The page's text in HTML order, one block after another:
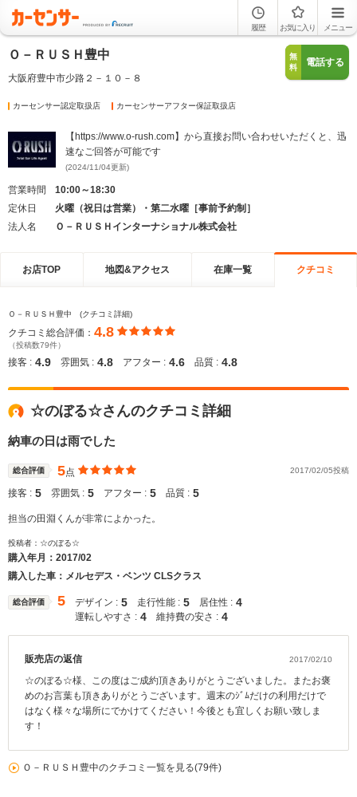
履歴 お気に入り メニュー
Ｏ－ＲＵＳＨ豊中
大阪府豊中市少路２－１０－８
無
料
電話する
カーセンサー認定取扱店 カーセンサーアフター保証取扱店
【https://www.o-rush.com】から直接お問い合わせいただくと、迅
速なご回答が可能です
(2024/11/04更新)
営業時間
10:00～18:30
定休日
火曜（祝日は営業）・第二水曜［事前予約制］
法人名
Ｏ－ＲＵＳＨインターナショナル株式会社
お店TOP 地図&アクセス 在庫一覧 クチコミ
Ｏ－ＲＵＳＨ豊中 (クチコミ詳細)
クチコミ総合評価： 4.8
（投稿数79件）
接客 : 4.9 雰囲気 : 4.8 アフター : 4.6 品質 : 4.8
☆のぼる☆さんのクチコミ詳細
納車の日は雨でした
総合評価 5点 2017/02/05投稿
接客 : 5 雰囲気 : 5 アフター : 5 品質 : 5
担当の田淵くんが非常によかった。
投稿者：☆のぼる☆
購入年月： 2017/02
購入した車：メルセデス・ベンツ CLSクラス
総合評価 5 デザイン : 5 走行性能 : 5 居住性 : 4
運転しやすさ : 4 維持費の安さ : 4
販売店の返信 2017/02/10
☆のぼる☆様、この度はご成約頂きありがとうございました。またお褒
めのお言葉も頂きありがとうございます。週末のｼﾞﾑだけの利用だけで
はなく様々な場所にでかけてください！今後とも宜しくお願い致しま
す！
Ｏ－ＲＵＳＨ豊中のクチコミ一覧を見る(79件)